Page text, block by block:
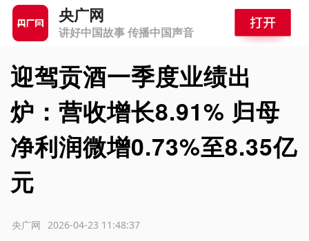
央广网
讲好中国故事 传播中国声音
迎驾贡酒一季度业绩出
炉：营收增长8.91% 归母
净利润微增0.73%至8.35亿
元
2026-04-23 11:48:37
央广网